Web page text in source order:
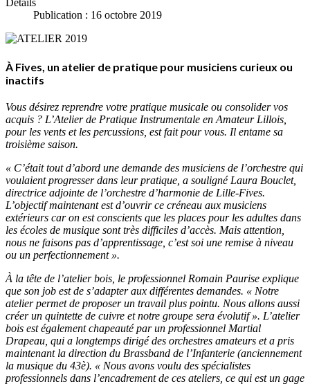
Détails
Publication : 16 octobre 2019
À Fives, un atelier de pratique pour musiciens curieux ou
inactifs
Vous désirez reprendre votre pratique musicale ou consolider vos
acquis ? L’Atelier de Pratique Instrumentale en Amateur Lillois,
pour les vents et les percussions, est fait pour vous. Il entame sa
troisième saison.
« C’était tout d’abord une demande des musiciens de l’orchestre qui
voulaient progresser dans leur pratique, a souligné Laura Bouclet,
directrice adjointe de l’orchestre d’harmonie de Lille-Fives.
L’objectif maintenant est d’ouvrir ce créneau aux musiciens
extérieurs car on est conscients que les places pour les adultes dans
les écoles de musique sont très difficiles d’accès. Mais attention,
nous ne faisons pas d’apprentissage, c’est soi une remise à niveau
ou un perfectionnement ».
À la tête de l’atelier bois, le professionnel Romain Paurise explique
que son job est de s’adapter aux différentes demandes. « Notre
atelier permet de proposer un travail plus pointu. Nous allons aussi
créer un quintette de cuivre et notre groupe sera évolutif ». L’atelier
bois est également chapeauté par un professionnel Martial
Drapeau, qui a longtemps dirigé des orchestres amateurs et a pris
maintenant la direction du Brassband de l’Infanterie (anciennement
la musique du 43è). « Nous avons voulu des spécialistes
professionnels dans l’encadrement de ces ateliers, ce qui est un gage